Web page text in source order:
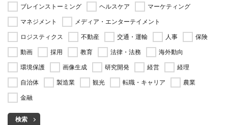
ブレインストーミング ヘルスケア
マーケティング
マネジメント
メディア・エンターテイメント
ロジスティクス
不動産 交通・運輸 人事
保険
動画
採用 教育 法律・法務
海外動向
環境保護
画像生成 研究開発 経営
経理
自治体
製造業 観光 転職・キャリア
農業
金融
検索